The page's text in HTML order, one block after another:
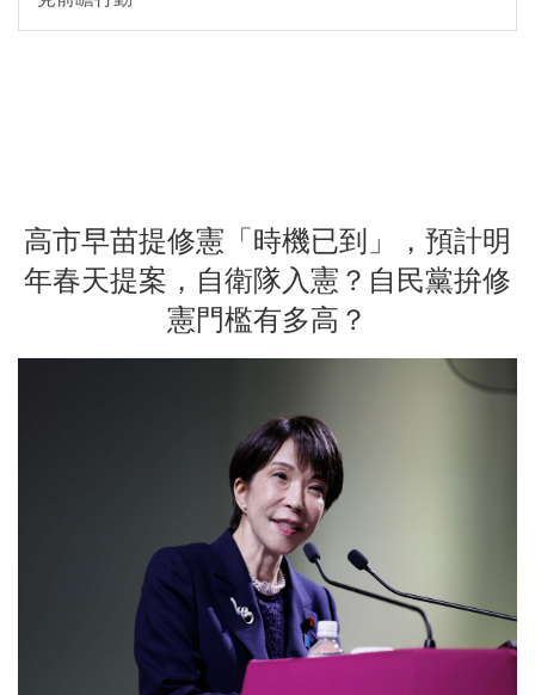
高市早苗提修憲「時機已到」，預計明
年春天提案，自衛隊入憲？自民黨拚修
憲門檻有多高？